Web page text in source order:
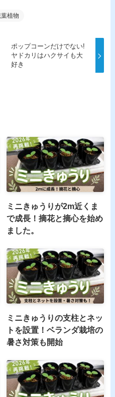
植物
ポップコーンだけでない!
ヤドカリはハクサイも大
好き
ミニきゅうりが2m近くま
で成長！摘花と摘心を始め
ました。
ミニきゅうりの支柱とネッ
トを設置！ベランダ栽培の
暑さ対策も開始